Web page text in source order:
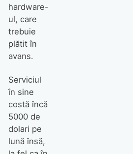
hardware-
ul, care
trebuie
plătit în
avans.
Serviciul
în sine
costă încă
5000 de
dolari pe
lună însă,